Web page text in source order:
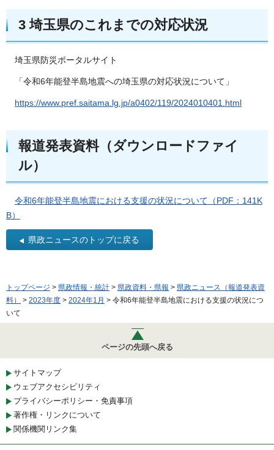
3 埼玉県のこれまでの対応状況
埼玉県防災ポータルサイト
「令和6年能登半島地震への埼玉県の対応状況について」
https://www.pref.saitama.lg.jp/a0402/119/2024010401.html
報道発表資料（ダウンロードファイ
ル）
令和6年能登半島地震における支援の状況について（PDF：141K
B）
県政ニュースのトップに戻る
トップページ > 県政情報・統計 > 県政資料・県報 > 県政ニュース（報道発表資
料）
> 2023年度 > 2024年1月 > 令和6年能登半島地震における支援の状況につ
いて
ページの先頭へ戻る
サイトマップ
ウェブアクセシビリティ
プライバシーポリシー・免責事項
著作権・リンクについて
関係機関リンク集